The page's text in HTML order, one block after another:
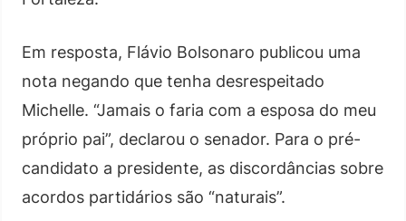
Em resposta, Flávio Bolsonaro publicou uma
nota negando que tenha desrespeitado
Michelle. “Jamais o faria com a esposa do meu
próprio pai”, declarou o senador. Para o pré-
candidato a presidente, as discordâncias sobre
acordos partidários são “naturais”.